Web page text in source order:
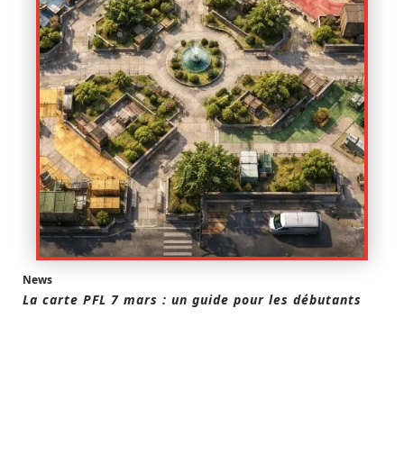
News
La carte PFL 7 mars : un guide pour les débutants